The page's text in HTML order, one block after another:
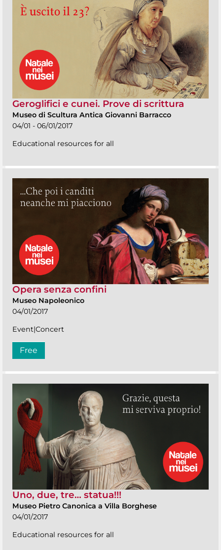
Geroglifici e cunei. Prove di scrittura
Museo di Scultura Antica Giovanni Barracco
04/01 - 06/01/2017
Educational resources for all
Opera senza confini
Museo Napoleonico
04/01/2017
Event|Concert
Free
Uno, due, tre… statua!!!
Museo Pietro Canonica a Villa Borghese
04/01/2017
Educational resources for all